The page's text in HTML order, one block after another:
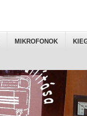
MIKROFONOK